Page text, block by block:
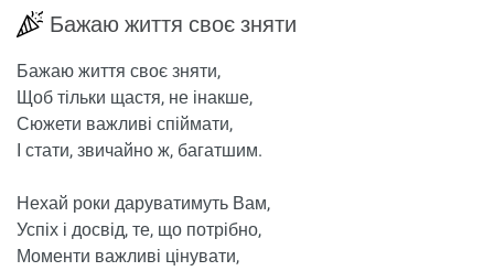
Бажаю життя своє зняти
Бажаю життя своє зняти,
Щоб тільки щастя, не інакше,
Сюжети важливі спіймати,
І стати, звичайно ж, багатшим.
Нехай роки даруватимуть Вам,
Успіх і досвід, те, що потрібно,
Моменти важливі цінувати,